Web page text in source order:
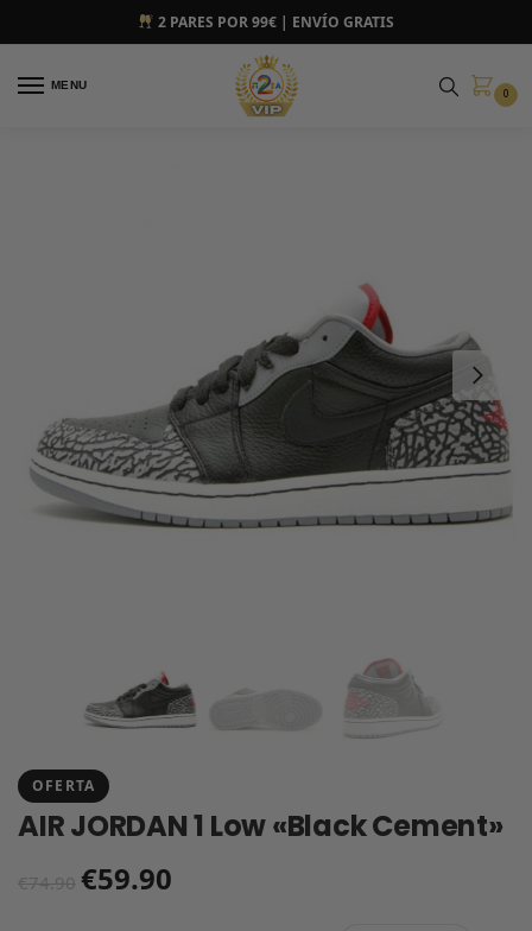
2 PARES POR 99€ | ENVÍO GRATIS
MENU
0
OFERTA
AIR JORDAN 1 Low «Black Cement»
€74.90 €59.90